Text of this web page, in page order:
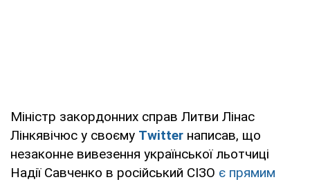
Міністр закордонних справ Литви Лінас
Лінкявічюс у своєму Twitter написав, що
незаконне вивезення української льотчиці
Надії Савченко в російський СІЗО є прямим